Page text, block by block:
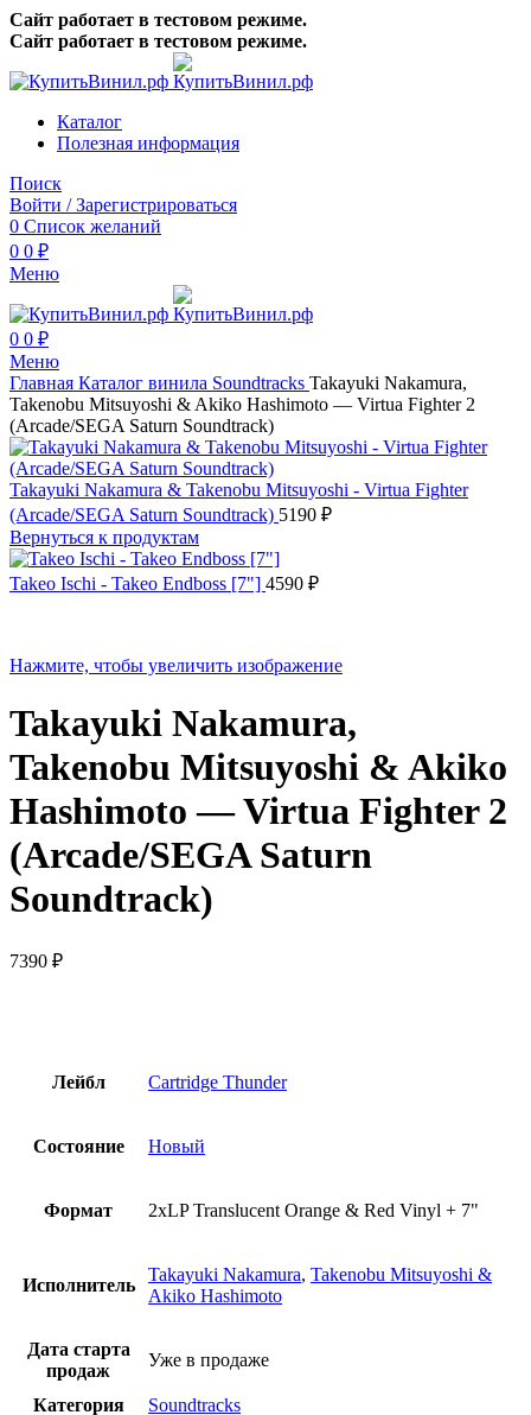
Сайт работает в тестовом режиме.
Сайт работает в тестовом режиме.
Каталог
Полезная информация
Поиск
Войти / Зарегистрироваться
0 Список желаний
0 0 ₽
Меню
0 0 ₽
Меню
Главная Каталог винила Soundtracks Takayuki Nakamura,
Takenobu Mitsuyoshi & Akiko Hashimoto — Virtua Fighter 2
(Arcade/SEGA Saturn Soundtrack)
Takayuki Nakamura & Takenobu Mitsuyoshi - Virtua Fighter
(Arcade/SEGA Saturn Soundtrack) 5190 ₽
Вернуться к продуктам
Takeo Ischi - Takeo Endboss [7"] 4590 ₽
Нажмите, чтобы увеличить изображение
Takayuki Nakamura,
Takenobu Mitsuyoshi & Akiko
Hashimoto — Virtua Fighter 2
(Arcade/SEGA Saturn
Soundtrack)
7390 ₽
Лейбл Cartridge Thunder
Состояние Новый
Формат 2xLP Translucent Orange & Red Vinyl + 7"
Исполнитель
Takayuki Nakamura, Takenobu Mitsuyoshi &
Akiko Hashimoto
Дата старта
продаж
Уже в продаже
Категория Soundtracks